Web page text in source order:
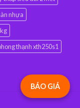
nhựa
thạnh xth250s1
BÁO GIÁ